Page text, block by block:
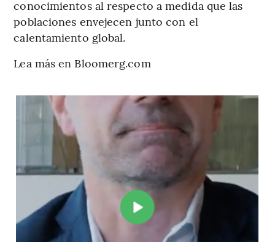
conocimientos al respecto a medida que las
poblaciones envejecen junto con el
calentamiento global.
Lea más en Bloomerg.com